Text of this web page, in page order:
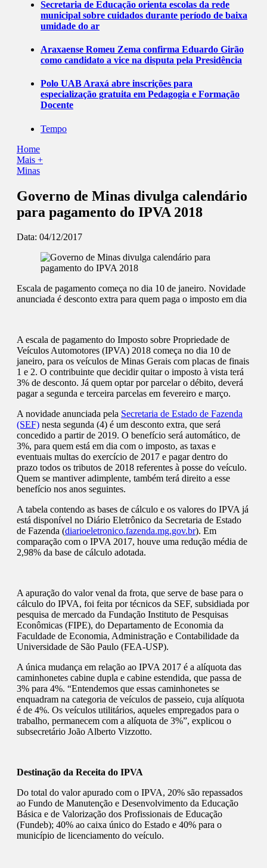
Secretaria de Educação orienta escolas da rede
municipal sobre cuidados durante período de baixa
umidade do ar
Araxaense Romeu Zema confirma Eduardo Girão
como candidato a vice na disputa pela Presidência
Polo UAB Araxá abre inscrições para
especialização gratuita em Pedagogia e Formação
Docente
Tempo
Home
Mais +
Minas
Governo de Minas divulga calendário
para pagamento do IPVA 2018
Data: 04/12/2017
Escala de pagamento começa no dia 10 de janeiro. Novidade
anunciada é desconto extra para quem paga o imposto em dia
A escala de pagamento do Imposto sobre Propriedade de
Veículos Automotores (IPVA) 2018 começa no dia 10 de
janeiro, para os veículos de Minas Gerais com placas de finais
1 e 2. O contribuinte que decidir quitar o imposto à vista terá
3% de desconto. Já quem optar por parcelar o débito, deverá
pagar a segunda e terceira parcelas em fevereiro e março.
A novidade anunciada pela Secretaria de Estado de Fazenda
(SEF) nesta segunda (4) é um desconto extra, que será
concedido a partir de 2019. O benefício será automático, de
3%, para quem está em dia com o imposto, as taxas e
eventuais multas do exercício de 2017 e pagar dentro do
prazo todos os tributos de 2018 referentes à posse do veículo.
Quem se mantiver adimplente, também terá direito a esse
benefício nos anos seguintes.
A tabela contendo as bases de cálculo e os valores do IPVA já
está disponível no Diário Eletrônico da Secretaria de Estado
de Fazenda (diarioeletronico.fazenda.mg.gov.br). Em
comparação com o IPVA 2017, houve uma redução média de
2,98% da base de cálculo adotada.
A apuração do valor venal da frota, que serve de base para o
cálculo do IPVA, foi feita por técnicos da SEF, subsidiada por
pesquisa de mercado da Fundação Instituto de Pesquisas
Econômicas (FIPE), do Departamento de Economia da
Faculdade de Economia, Administração e Contabilidade da
Universidade de São Paulo (FEA-USP).
A única mudança em relação ao IPVA 2017 é a alíquota das
caminhonetes cabine dupla e cabine estendida, que passa de
3% para 4%. “Entendemos que essas caminhonetes se
enquadram na categoria de veículos de passeio, cuja alíquota
é de 4%. Os veículos utilitários, aqueles empregados para o
trabalho, permanecem com a alíquota de 3%”, explicou o
subsecretário João Alberto Vizzotto.
Destinação da Receita do IPVA
Do total do valor apurado com o IPVA, 20% são repassados
ao Fundo de Manutenção e Desenvolvimento da Educação
Básica e de Valorização dos Profissionais de Educação
(Fundeb); 40% ao caixa único do Estado e 40% para o
município de licenciamento do veículo.